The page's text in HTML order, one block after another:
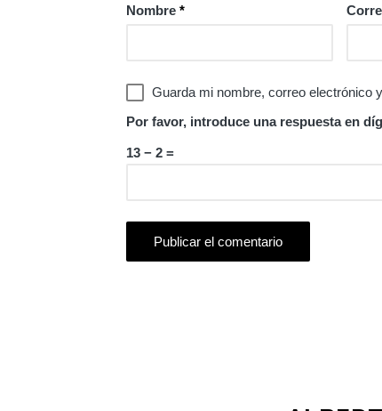
Nombre *
Guarda mi nombre, correo electrónico
Por favor, introduce una respuesta en
13 − 2 =